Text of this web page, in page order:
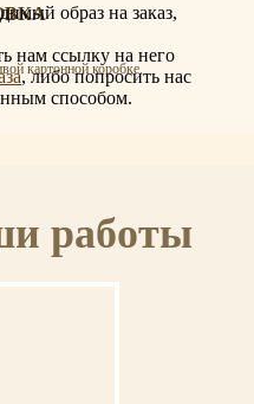
картонной коробке.
образ на заказ,
нам ссылку на него
, либо попросить нас
способом.
работы